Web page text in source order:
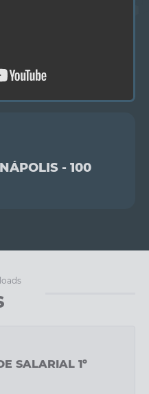
- 100
SALARIAL 1º